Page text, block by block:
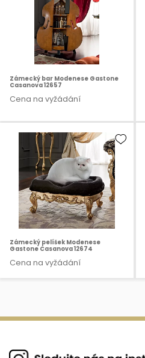
Zámecký bar Modenese Gastone
Casanova 12657
Cena na vyžádání
Zámecký pelíšek Modenese
Gastone Casanova 12674
Cena na vyžádání